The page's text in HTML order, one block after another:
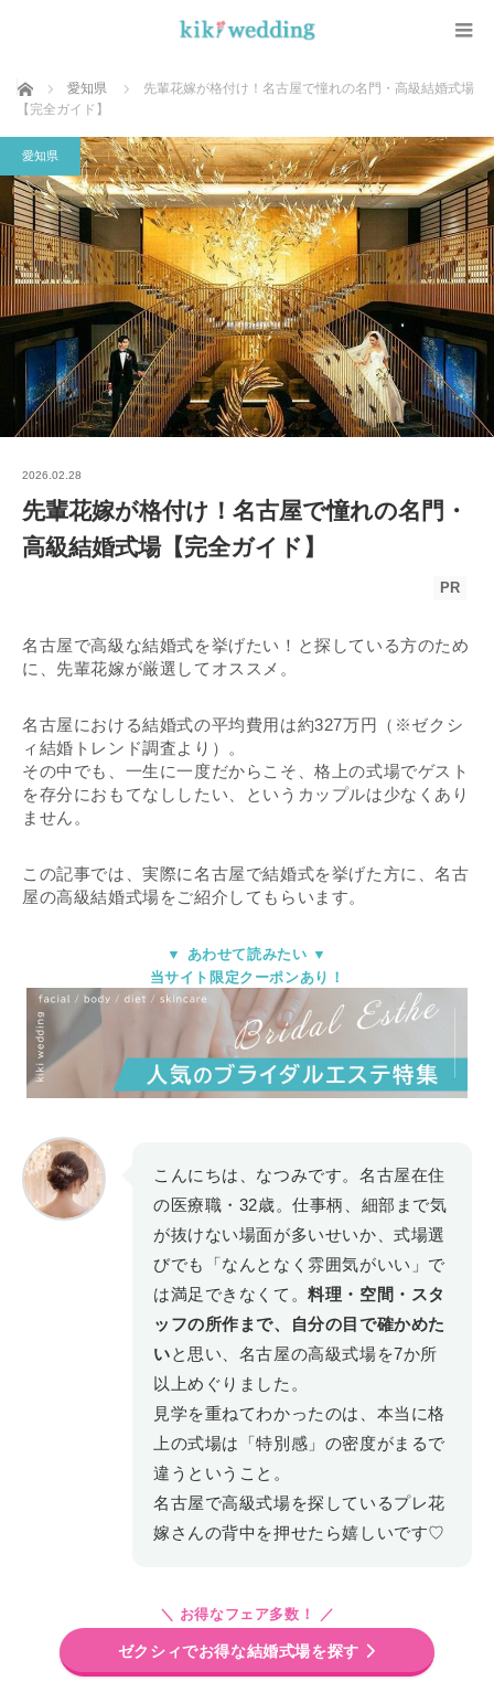
ホーム 愛知県
先輩花嫁が格付け！名古屋で憧れの名門・高級結婚式場
【完全ガイド】
愛知県
2026.02.28
先輩花嫁が格付け！名古屋で憧れの名門・
高級結婚式場【完全ガイド】
PR
名古屋で高級な結婚式を挙げたい！と探している方のため
に、先輩花嫁が厳選してオススメ。
名古屋における結婚式の平均費用は約327万円（※ゼクシ
ィ結婚トレンド調査より）。
その中でも、一生に一度だからこそ、格上の式場でゲスト
を存分におもてなししたい、というカップルは少なくあり
ません。
この記事では、実際に名古屋で結婚式を挙げた方に、名古
屋の高級結婚式場をご紹介してもらいます。
▼ あわせて読みたい ▼
当サイト限定クーポンあり！
こんにちは、なつみです。名古屋在住
の医療職・32歳。仕事柄、細部まで気
が抜けない場面が多いせいか、式場選
びでも「なんとなく雰囲気がいい」で
は満足できなくて。料理・空間・スタ
ッフの所作まで、自分の目で確かめた
いと思い、名古屋の高級式場を7か所
以上めぐりました。
見学を重ねてわかったのは、本当に格
上の式場は「特別感」の密度がまるで
違うということ。
名古屋で高級式場を探しているプレ花
嫁さんの背中を押せたら嬉しいです♡
＼ お得なフェア多数！ ／
ゼクシィでお得な結婚式場を探す